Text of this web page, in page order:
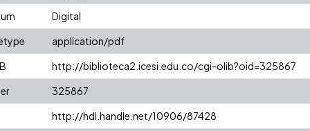
Digital
application/pdf
http://biblioteca2.icesi.edu.co/cgi-olib?oid=325867
325867
http://hdl.handle.net/10906/87428